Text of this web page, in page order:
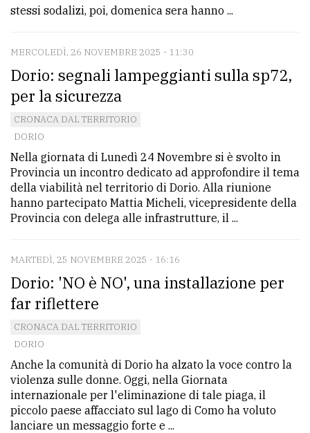
stessi sodalizi, poi, domenica sera hanno ...
MERCOLEDÌ, 26 NOVEMBRE 2025 - 11:30
Dorio: segnali lampeggianti sulla sp72,
per la sicurezza
CRONACA DAL TERRITORIO
DORIO
Nella giornata di Lunedì 24 Novembre si è svolto in
Provincia un incontro dedicato ad approfondire il tema
della viabilità nel territorio di Dorio. Alla riunione
hanno partecipato Mattia Micheli, vicepresidente della
Provincia con delega alle infrastrutture, il ...
MARTEDÌ, 25 NOVEMBRE 2025 - 16:16
Dorio: 'NO è NO', una installazione per
far riflettere
CRONACA DAL TERRITORIO
DORIO
Anche la comunità di Dorio ha alzato la voce contro la
violenza sulle donne. Oggi, nella Giornata
internazionale per l'eliminazione di tale piaga, il
piccolo paese affacciato sul lago di Como ha voluto
lanciare un messaggio forte e ...